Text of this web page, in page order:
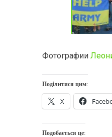
Фотографии
Поділитися цим:
X
Подобається це: